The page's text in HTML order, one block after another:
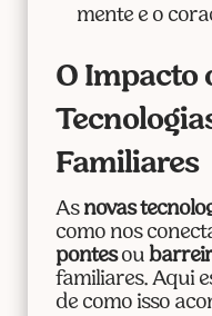
mente e o
O Impacto
Familiares
As novas
como nos
pontesou
familiares. Aqui
de como isso